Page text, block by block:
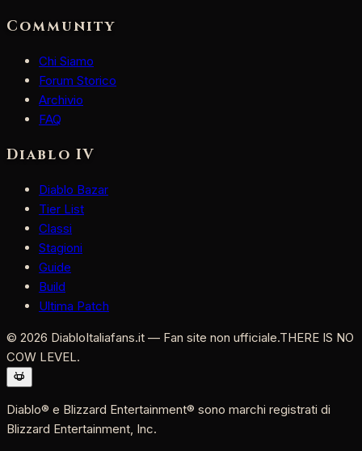
Community
Chi Siamo
Forum Storico
Archivio
FAQ
Diablo IV
Diablo Bazar
Tier List
Classi
Stagioni
Guide
Build
Ultima Patch
© 2026 DiabloItaliafans.it — Fan site non ufficiale.THERE IS NO
COW LEVEL.
Diablo® e Blizzard Entertainment® sono marchi registrati di
Blizzard Entertainment, Inc.